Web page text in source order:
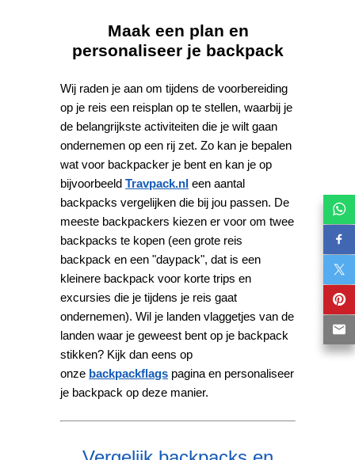
Maak een plan en
personaliseer je backpack
Wij raden je aan om tijdens de voorbereiding
op je reis een reisplan op te stellen, waarbij je
de belangrijkste activiteiten die je wilt gaan
ondernemen op een rij zet. Zo kan je bepalen
wat voor backpacker je bent en kan je op
bijvoorbeeldTravpack.nl een aantal
backpacks vergelijken die bij jou passen. De
meeste backpackers kiezen er voor om twee
backpacks te kopen (een grote reis
backpack en een "daypack", dat is een
kleinere backpack voor korte trips en
excursies die je tijdens je reis gaat
ondernemen). Wil je landen vlaggetjes van de
landen waar je geweest bent op je backpack
stikken? Kijk dan eens op
onze backpackflags pagina en personaliseer
je backpack op deze manier.